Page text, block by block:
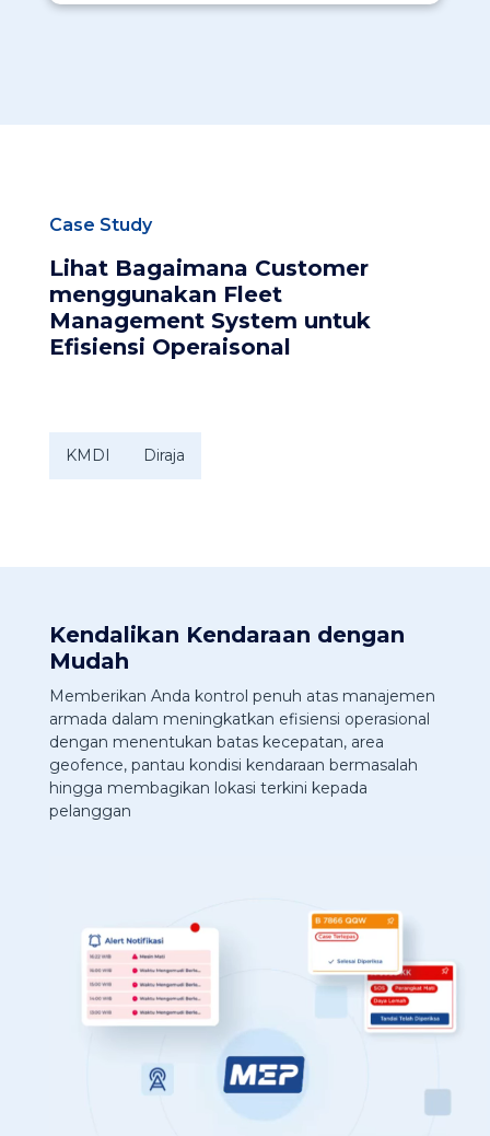
Case Study
Lihat Bagaimana Customer
menggunakan Fleet
Management System untuk
Efisiensi Operaisonal​
KMDI Diraja
Kendalikan Kendaraan dengan
Mudah
Memberikan Anda kontrol penuh atas manajemen
armada dalam meningkatkan efisiensi operasional
dengan menentukan batas kecepatan, area
geofence, pantau kondisi kendaraan bermasalah
hingga membagikan lokasi terkini kepada
pelanggan